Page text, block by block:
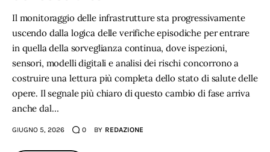
Il monitoraggio delle infrastrutture sta progressivamente
uscendo dalla logica delle verifiche episodiche per entrare
in quella della sorveglianza continua, dove ispezioni,
sensori, modelli digitali e analisi dei rischi concorrono a
costruire una lettura più completa dello stato di salute delle
opere. Il segnale più chiaro di questo cambio di fase arriva
anche dal…
GIUGNO 5, 2026 0 BY REDAZIONE